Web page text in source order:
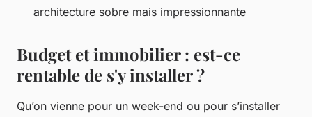
architecture sobre mais impressionnante
Budget et immobilier : est-ce
rentable de s'y installer ?
Qu’on vienne pour un week-end ou pour s’installer